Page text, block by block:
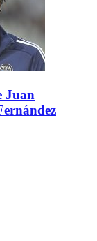
Juan